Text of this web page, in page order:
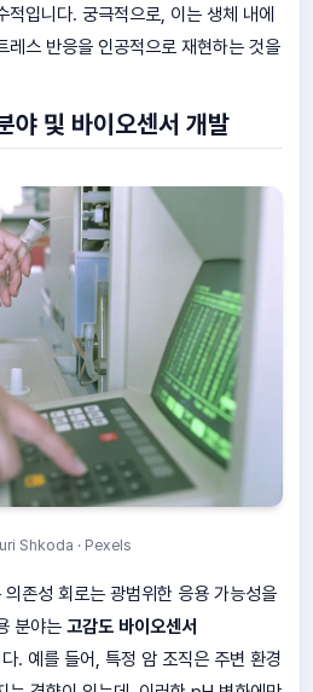
적입니다. 궁극적으로, 이는 생체 내에
레스 반응을 인공적으로 재현하는 것을
야 및 바이오센서 개발
Shkoda · Pexels
존성 회로는 광범위한 응용 가능성을
분야는 고감도 바이오센서
. 예를 들어, 특정 암 조직은 주변 환경